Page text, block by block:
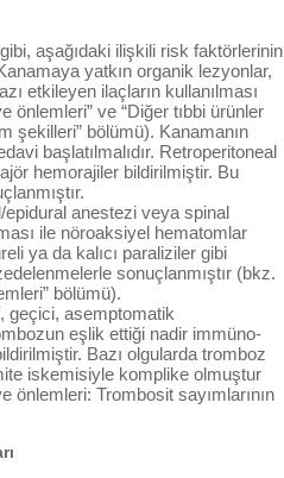
aşağıdaki ilişkili risk faktörlerinin
yatkın organik lezyonlar,
etkileyen ilaçların kullanılması
önlemleri” ve “Diğer tıbbi ürünler
şekilleri” bölümü). Kanamanın
başlatılmalıdır. Retroperitoneal
hemorajiler bildirilmiştir. Bu
anestezi veya spinal
ile nöroaksiyel hematomlar
ya da kalıcı paraliziler gibi
sonuçlanmıştır (bkz.
bölümü).
geçici, asemptomatik
eşlik ettiği nadir immüno-
Bazı olgularda tromboz
iskemisiyle komplike olmuştur
önlemleri: Trombosit sayımlarının